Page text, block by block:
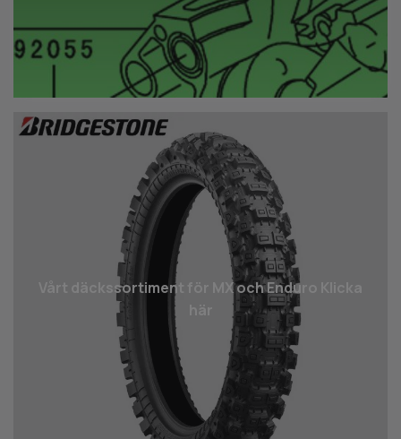
Vårt däcks­sortiment för MX och Enduro Klicka